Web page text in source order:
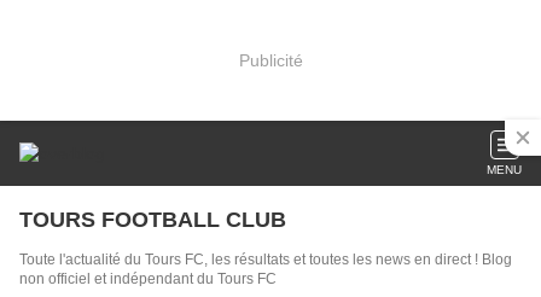
Publicité
MENU
TOURS FOOTBALL CLUB
Toute l'actualité du Tours FC, les résultats et toutes les news en direct ! Blog
non officiel et indépendant du Tours FC